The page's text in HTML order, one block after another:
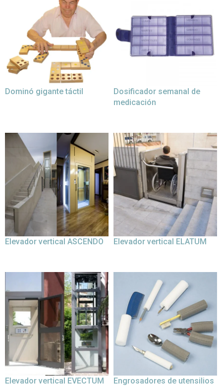
Dominó gigante táctil
Dosificador semanal de
medicación
Elevador vertical ASCENDO Elevador vertical ELATUM
Elevador vertical EVECTUM Engrosadores de utensilios